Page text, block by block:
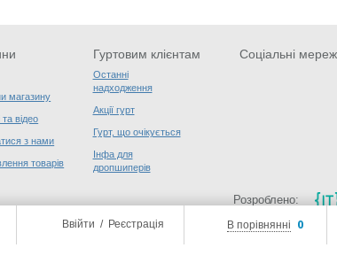
В порівнянні 0
Ввійти / Реєстрація
магазину
та відео
з нами
товарів
Гуртовим клієнтам
Останні
надходження
Акції гурт
Гурт, що очікується
Інфа для
дропшиперів
Соціальні
Розроблено: